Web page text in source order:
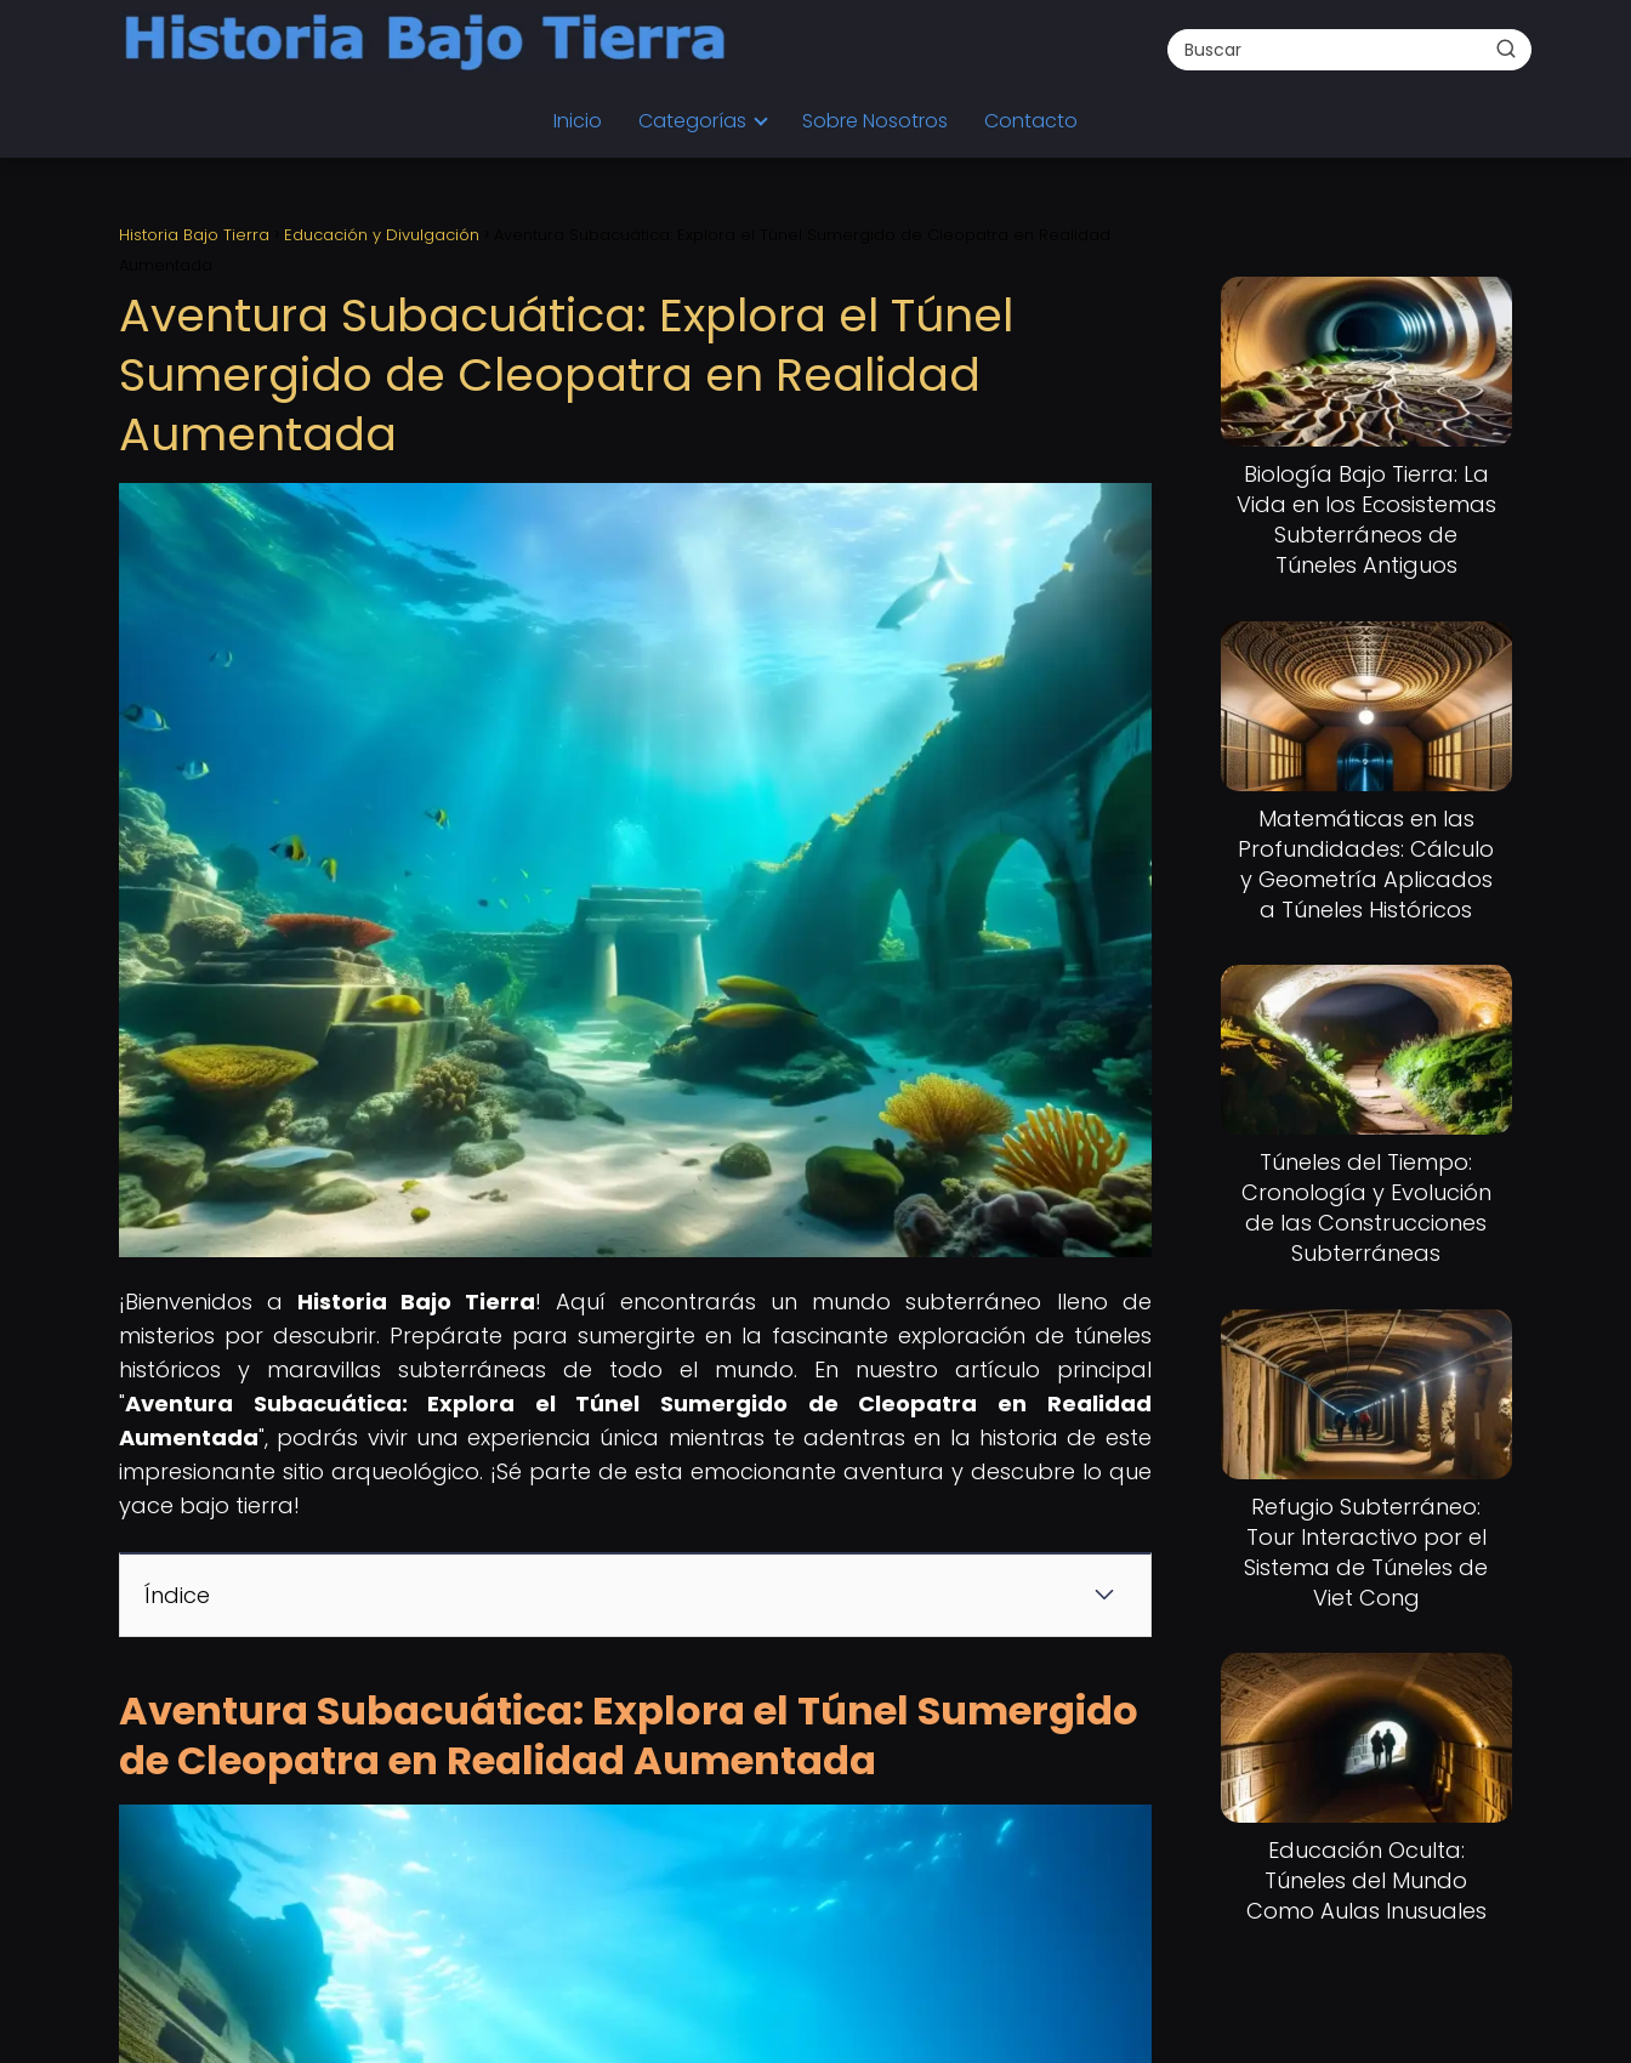
Inicio Categorías Sobre Nosotros Contacto
Historia Bajo Tierra Educación y Divulgación
Aventura Subacuática: Explora el Túnel
Sumergido de Cleopatra en Realidad
Aumentada
¡Bienvenidos a Historia Bajo Tierra! Aquí encontrarás un mundo subterráneo lleno de
misterios por descubrir. Prepárate para sumergirte en la fascinante exploración de túneles
históricos y maravillas subterráneas de todo el mundo. En nuestro artículo principal
"Aventura Subacuática: Explora el Túnel Sumergido de Cleopatra en Realidad
Aumentada", podrás vivir una experiencia única mientras te adentras en la historia de este
impresionante sitio arqueológico. ¡Sé parte de esta emocionante aventura y descubre lo que
yace bajo tierra!
Índice
Aventura Subacuática: Explora el Túnel Sumergido
de Cleopatra en Realidad Aumentada
Biología Bajo Tierra: La
Vida en los Ecosistemas
Subterráneos de
Túneles Antiguos
Matemáticas en las
Profundidades: Cálculo
y Geometría Aplicados
a Túneles Históricos
Túneles del Tiempo:
Cronología y Evolución
de las Construcciones
Subterráneas
Refugio Subterráneo:
Tour Interactivo por el
Sistema de Túneles de
Viet Cong
Educación Oculta:
Túneles del Mundo
Como Aulas Inusuales